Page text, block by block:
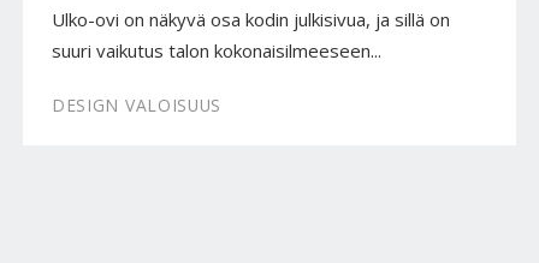
Ulko-ovi on näkyvä osa kodin julkisivua, ja sillä on
suuri vaikutus talon kokonaisilmeeseen...
DESIGN VALOISUUS